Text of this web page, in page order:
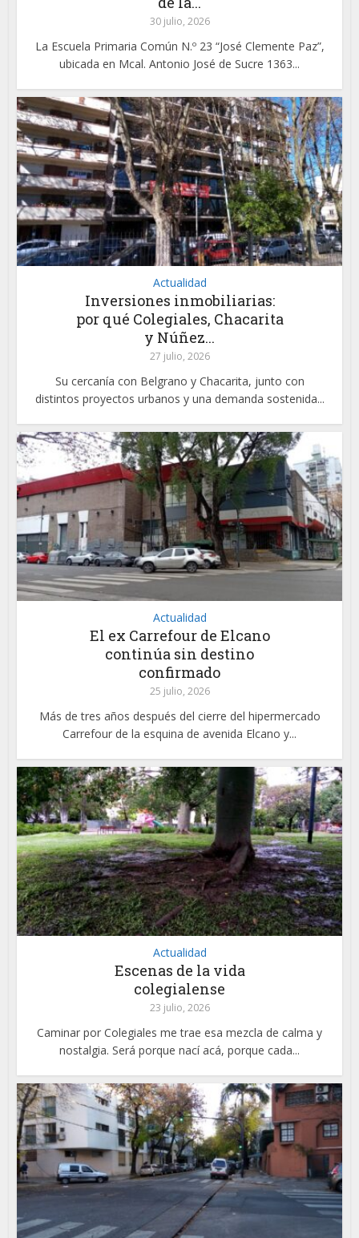
30 julio, 2026
La Escuela Primaria Común N.º 23 “José Clemente Paz”,
ubicada en Mcal. Antonio José de Sucre 1363...
Actualidad
Inversiones inmobiliarias:
por qué Colegiales, Chacarita
y Núñez...
27 julio, 2026
Su cercanía con Belgrano y Chacarita, junto con
distintos proyectos urbanos y una demanda sostenida...
Actualidad
El ex Carrefour de Elcano
continúa sin destino
confirmado
25 julio, 2026
Más de tres años después del cierre del hipermercado
Carrefour de la esquina de avenida Elcano y...
Actualidad
Escenas de la vida
colegialense
23 julio, 2026
Caminar por Colegiales me trae esa mezcla de calma y
nostalgia. Será porque nací acá, porque cada...